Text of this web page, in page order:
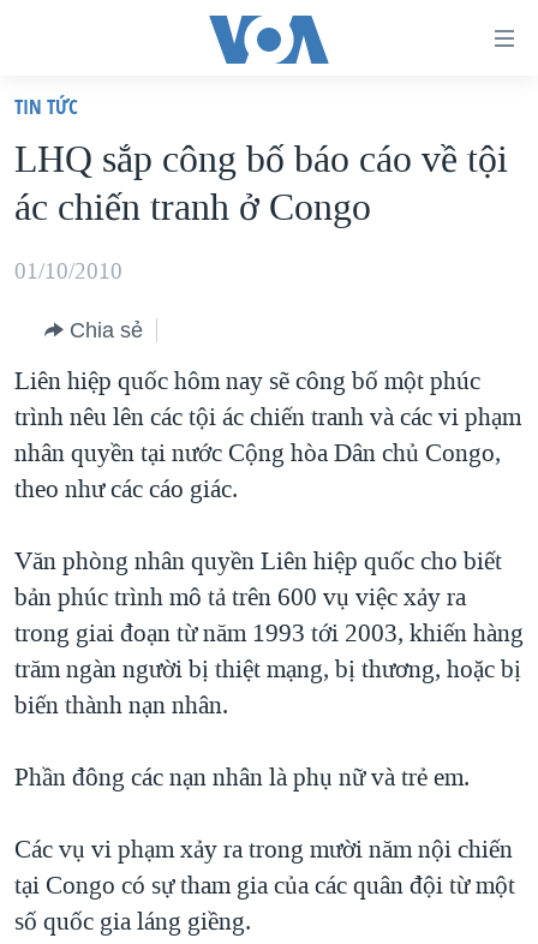
truy
cập
Tới
dung
chính
điều
hướng
chính
Đi
"Tìm"
VIỆT NAM
HOA KỲ
BIỂN ĐÔNG
BLOG
DIỄN ĐÀN
MỤC
TỰ DO BÁO CHÍ
NGƯỜI VIỆT HẢI NGOẠI
ĐỜI SỐNG
KINH TẾ
KHOA HỌC
VĂN HOÁ
GIÁO DỤC
CHUYÊN ĐỀ
HÀNH TRÌNH BẦU CỬ 2024
MỘT NĂM CHIẾN TRANH TẠI DẢI GAZA
GIẢI MÃ VÀNH ĐAI & CON ĐƯỜNG
NGÀY TỊ NẠN THẾ GIỚI
CHI PHÍ CHIẾN TRANH AFGHANISTAN
CÁC GIÁ TRỊ CỘNG HÒA Ở VIỆT NAM
THƯỢNG ĐỈNH TRUMP-KIM TẠI VIỆT NAM
VIDEO
NGHE
MẠNG XÃ HỘI
Ngôn ngữ khác
TIN TỨC
LHQ sắp công bố báo cáo về tội
ác chiến tranh ở Congo
01/10/2010
Chia sẻ
Liên hiệp quốc hôm nay sẽ công bố một phúc
trình nêu lên các tội ác chiến tranh và các vi phạm
nhân quyền tại nước Cộng hòa Dân chủ Congo,
theo như các cáo giác.
Văn phòng nhân quyền Liên hiệp quốc cho biết
bản phúc trình mô tả trên 600 vụ việc xảy ra
trong giai đoạn từ năm 1993 tới 2003, khiến hàng
trăm ngàn người bị thiệt mạng, bị thương, hoặc bị
biến thành nạn nhân.
Phần đông các nạn nhân là phụ nữ và trẻ em.
Các vụ vi phạm xảy ra trong mười năm nội chiến
tại Congo có sự tham gia của các quân đội từ một
số quốc gia láng giềng.